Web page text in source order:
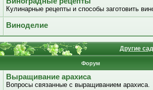
Кулинарные рецепты и способы заготовить
Виноделие
Другие
Форум
Выращивание арахиса
Вопросы связанные с выращиванием арахиса.